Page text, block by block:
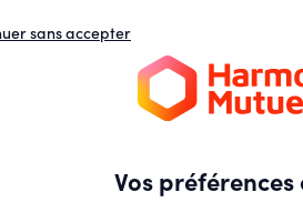
Vos préférences
sans accepter